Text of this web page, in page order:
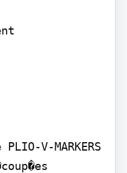
V-MARKERS